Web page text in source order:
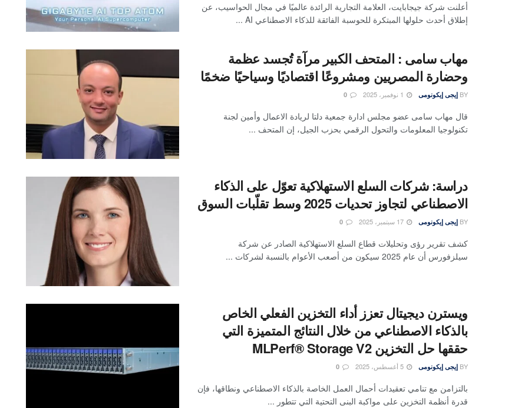
أعلنت شركة جيجابايت، العلامة التجارية الرائدة عالميًا في مجال الحواسيب، عن
إطلاق أحدث حلولها المبتكرة للحوسبة الفائقة للذكاء الاصطناعي AI ...
مهاب سامى : المتحف الكبير مرآة تُجسد عظمة
وحضارة المصريين ومشروعًا اقتصاديًا وسياحيًا ضخمًا
BY إيجى إيكونومى
قال مهاب سامى عضو مجلس ادارة جمعية دلتا لريادة الاعمال وأمين لجنة
تكنولوجيا المعلومات والتحول الرقمي بحزب الجيل، إن المتحف ...
دراسة: شركات السلع الاستهلاكية تعوّل على الذكاء
الاصطناعي لتجاوز تحديات 2025 وسط تقلّبات السوق
BY إيجى إيكونومى
كشف تقرير رؤى وتحليلات قطاع السلع الاستهلاكية الصادر عن شركة
سيلزفورس أن عام 2025 سيكون من أصعب الأعوام بالنسبة لشركات ...
ويسترن ديجيتال تعزز أداء التخزين الفعلي الخاص
بالذكاء الاصطناعي من خلال النتائج المتميزة التي
حققها حل التخزين MLPerf® Storage V2
BY إيجى إيكونومى
بالتزامن مع تنامي تعقيدات أحمال العمل الخاصة بالذكاء الاصطناعي ونطاقها، فإن
قدرة أنظمة التخزين على مواكبة البنى التحتية التي تتطور ...